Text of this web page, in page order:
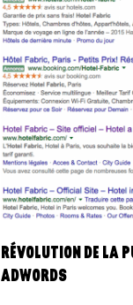
RÉVOLUTION DE LA
ADWORDS